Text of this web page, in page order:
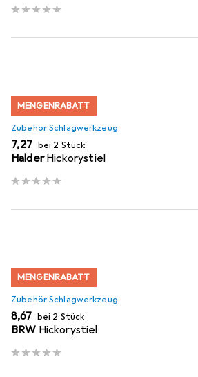
MENGENRABATT
Zubehör Schlagwerkzeug
EUR
7,27 bei 2 Stück
Halder Hickorystiel
MENGENRABATT
Zubehör Schlagwerkzeug
EUR
8,67 bei 2 Stück
BRW Hickorystiel